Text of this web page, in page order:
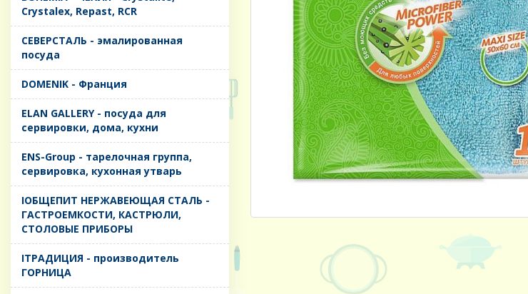
Crystalex, Repast, RCR
CЕВЕРСТАЛЬ - эмалированная
посуда
DOMENIK - Франция
ELAN GALLERY - посуда для
сервировки, дома, кухни
ENS-Group - тарелочная группа,
сервировка, кухонная утварь
IОБЩЕПИТ НЕРЖАВЕЮЩАЯ СТАЛЬ -
ГАСТРОЕМКОСТИ, КАСТРЮЛИ,
СТОЛОВЫЕ ПРИБОРЫ
IТРАДИЦИЯ - производитель
ГОРНИЦА